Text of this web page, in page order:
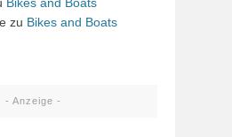
zu Bikes and Boats
- Anzeige -